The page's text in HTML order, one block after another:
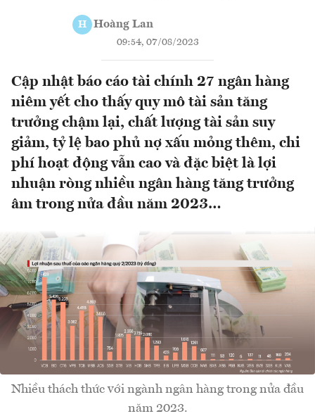
H Hoàng Lan
09:54, 07/08/2023
Cập nhật báo cáo tài chính 27 ngân hàng
niêm yết cho thấy quy mô tài sản tăng
trưởng chậm lại, chất lượng tài sản suy
giảm, tỷ lệ bao phủ nợ xấu mỏng thêm, chi
phí hoạt động vẫn cao và đặc biệt là lợi
nhuận ròng nhiều ngân hàng tăng trưởng
âm trong nửa đầu năm 2023…
Nhiều thách thức với ngành ngân hàng trong nửa đầu
năm 2023.